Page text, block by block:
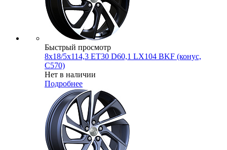
Быстрый просмотр
8x18/5x114,3 ET30 D60,1 LX104 BKF (конус,
C570)
Нет в наличии
Подробнее